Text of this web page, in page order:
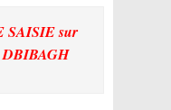
SAISIEsur